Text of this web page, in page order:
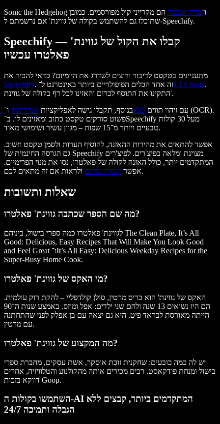
Sonic the Hedgehog ו־ברק אובמה הם מקרייני קול מפורסמים. כמובן
שתוכלו גם להשתמש בקולה של גווינת' אם נרשמתם ל-Speechify.
Speechify — קבלו את הקול של גווינת'
פאלטרו עכשיו
מתעניינים בטקסט לדיבור ורוצים לשדרג את היומיום? כדאי להכיר את
Speechify . זה אחד הכלים הפופולריים ביותר באינטרנט ל־TTS tools.
התקינו את התוסף לכרום והאזינו לכל דף בקולה של גווינת'.
בנוסף, תקבלו גישה לאפליקציות אנדרואיד ו־ iOS
פשוט סורקים טקסט כתוב ומאזינים לו. ב־Speechify מעל 30 קולות
טבעיים ויותר מ־15 שפות – מגוון עשיר ושימושי מאוד.
אפשר להתאים את מהירות ההאזנה, להוסיף הערות ולסמן טקסט חשוב.
גם הגרסה החינמית של Speechify מצוינת ומלאה בפיצ'רים. לפיצ'רים
המתקדמים יותר, כולל האזנה לקולה של פאלטרו, נסו את מנוי הפרימיום.
אפשר לנסות בחינם ולראות אם זה מתאים לכם.
שאלות ותשובות
מה שם הספר שכתבה גווינת' פאלטרו?
The Clean Plate, It’s All
Good: Delicious, Easy Recipes That Will Make You Look Good
and Feel Great ו־It’s All Easy: Delicious Weekday Recipes for the
Super-Busy Home Cook.
מי האקס של גווינת' פאלטרו?
האקס של גווינת' הוא כריס מרטין, סולן קולדפליי – להקת רוק עולמית.
הם היו נשואים 13 שנה ולהם שני ילדים: אפל ומוזס. באמצע שנות ה־90
הייתה מאורסת לבראד פיט. היא גם יצאה עם בן אפלק לפני שהתחתנה
עם מרטין.
מה המקצוע של גווינת' פאלטרו?
יש לה כמה כובעים: שחקנית זוכת אוסקר, אשת עסקים, מחברת ספרי
בישול ומנחת פודקאסט. רבים מכירים אותה מהקולנוע והטלוויזיה, אחרים
דווקא בזכות Goop.
השתמשו בקולות ה-AI המתקדמים ביותר, קבצים ללא
הגבלה ותמיכה 24/7